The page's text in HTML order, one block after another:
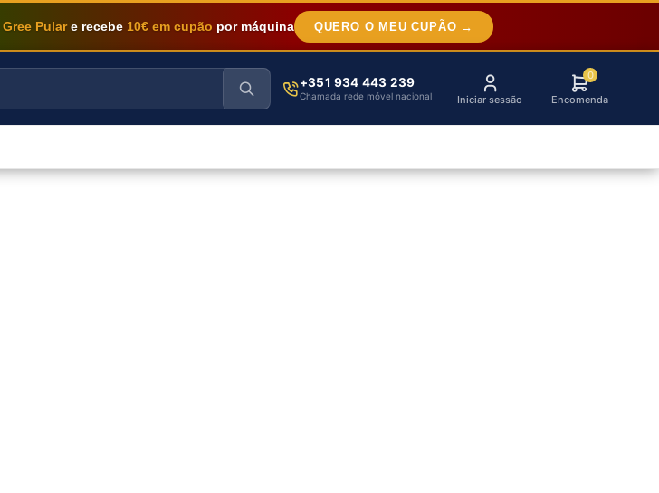
Gree Pulare recebe 10€ em cupão por máquina QUERO O MEU CUPÃO →
+351 934 443 239
Chamada rede móvel nacional Iniciar sessão
0
Encomenda